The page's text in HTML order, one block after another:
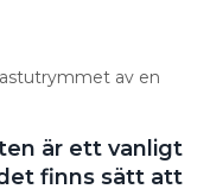
av en
är ett vanligt
finns sätt att